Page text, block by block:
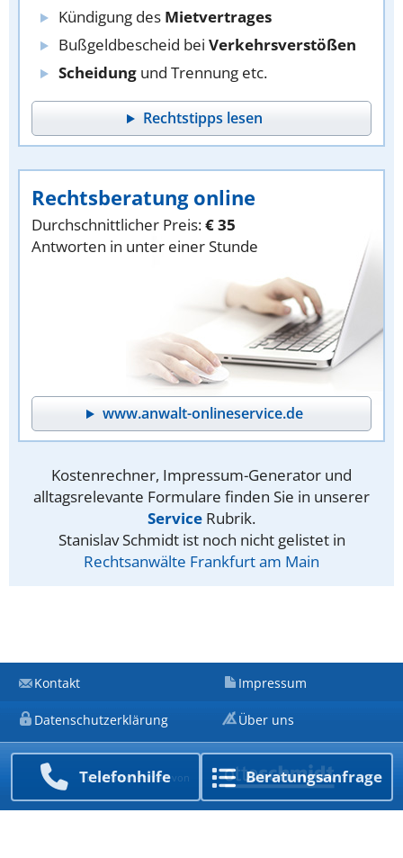
Kündigung des Mietvertrages
Bußgeldbescheid bei Verkehrsverstößen
Scheidung und Trennung etc.
Rechtstipps lesen
Rechtsberatung online
Durchschnittlicher Preis:€ 35
Antworten in unter einer Stunde
www.anwalt-onlineservice.de
Kostenrechner, Impressum-Generator und
alltagsrelevante Formulare finden Sie in unserer
Service Rubrik.
Stanislav Schmidt ist noch nicht gelistet in
Rechtsanwälte Frankfurt am Main
Telefon­hilfe Beratungs­anfrage
Kontakt Impressum
Datenschutzerklärung Über uns
Ein Unternehmen von